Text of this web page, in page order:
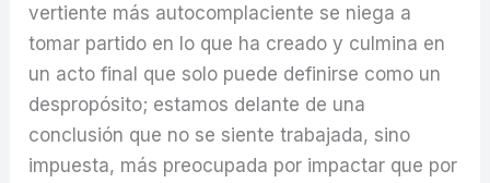
vertiente más autocomplaciente se niega a
tomar partido en lo que ha creado y culmina en
un acto final que solo puede definirse como un
despropósito; estamos delante de una
conclusión que no se siente trabajada, sino
impuesta, más preocupada por impactar que por